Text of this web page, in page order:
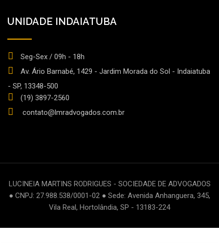
UNIDADE INDAIATUBA
Seg-Sex / 09h - 18h
Av. Ário Barnabé, 1429 - Jardim Morada do Sol - Indaiatuba
- SP, 13348-500
(19) 3897-2560
contato@lmradvogados.com.br
LUCINEIA MARTINS RODRIGUES - SOCIEDADE DE ADVOGADOS
● CNPJ: 27.988.538/0001-02 ● Sede: Avenida Anhanguera, 345,
Vila Real, Hortolândia, SP - 13183-224